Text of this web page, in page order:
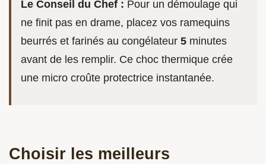
Le Conseil du Chef : Pour un démoulage qui
ne finit pas en drame, placez vos ramequins
beurrés et farinés au congélateur 5 minutes
avant de les remplir. Ce choc thermique crée
une micro croûte protectrice instantanée.
Choisir les meilleurs